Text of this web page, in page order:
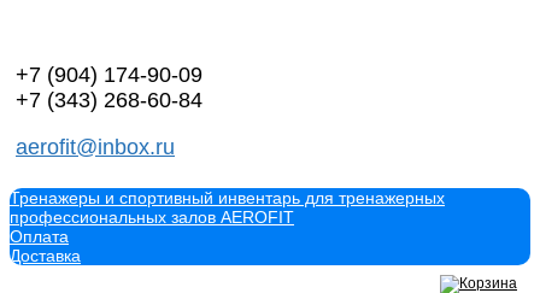
+7 (904) 174-90-09
+7 (343) 268-60-84
aerofit@inbox.ru
Тренажеры и спортивный инвентарь для тренажерных
профессиональных залов AEROFIT
Оплата
Доставка